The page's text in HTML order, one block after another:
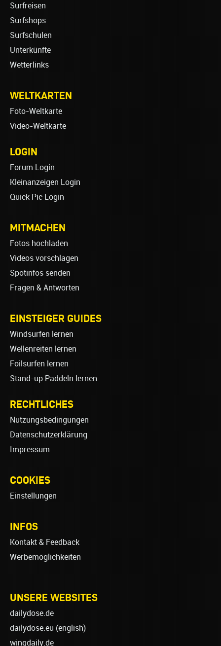
Surfreisen
Surfshops
Surfschulen
Unterkünfte
Wetterlinks
WELTKARTEN
Foto-Weltkarte
Video-Weltkarte
LOGIN
Forum Login
Kleinanzeigen Login
Quick Pic Login
MITMACHEN
Fotos hochladen
Videos vorschlagen
Spotinfos senden
Fragen & Antworten
EINSTEIGER GUIDES
Windsurfen lernen
Wellenreiten lernen
Foilsurfen lernen
Stand-up Paddeln lernen
RECHTLICHES
Nutzungsbedingungen
Datenschutzerklärung
Impressum
COOKIES
Einstellungen
INFOS
Kontakt & Feedback
Werbemöglichkeiten
UNSERE WEBSITES
dailydose.de
dailydose.eu (english)
wingdaily.de